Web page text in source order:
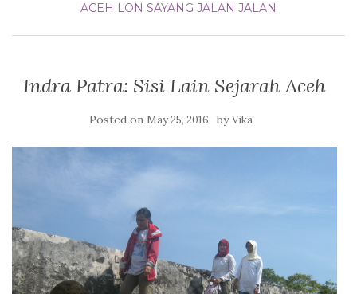
ACEH LON SAYANG JALAN JALAN
Indra Patra: Sisi Lain Sejarah Aceh
Posted on May 25, 2016 byVika